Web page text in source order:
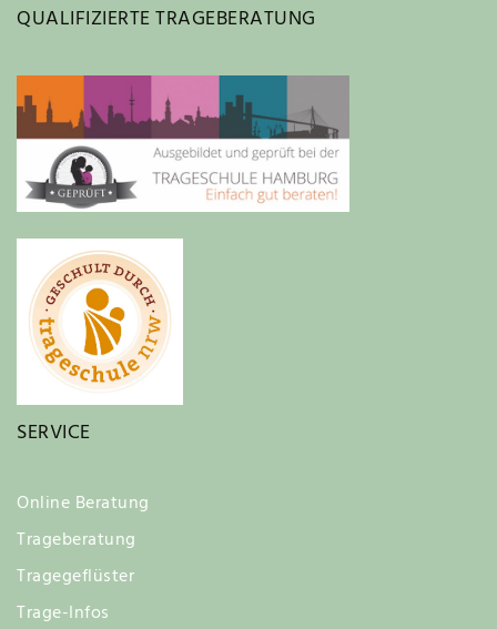
QUALIFIZIERTE TRAGEBERATUNG
SERVICE
Online Beratung
Trageberatung
Tragegeflüster
Trage-Infos